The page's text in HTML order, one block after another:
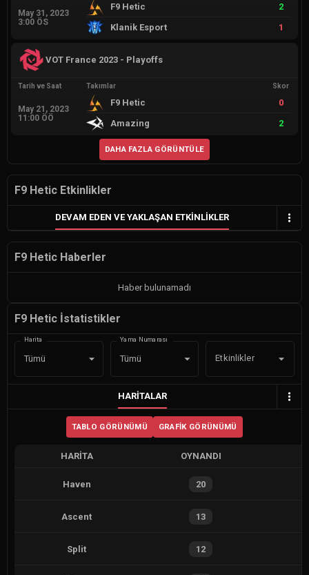
May 31, 2023
3:00 ÖS
F9 Hetic
2
Klanik Esport
1
VOT France 2023 - Playoffs
Tarih ve Saat
May 21, 2023
11:00 ÖÖ
Takımlar Skor
F9 Hetic
0
Amazing
2
DAHA FAZLA GÖRÜNTÜLE
F9 Hetic Etkinlikler
DEVAM EDEN VE YAKLAŞAN ETKINLIKLER
F9 Hetic Haberler
Haber bulunamadı
F9 Hetic İstatistikler
Harita
Tümü
Yama Numarası
Tümü Etkinlikler
HARITALAR
TABLO GÖRÜNÜMÜ GRAFIK GÖRÜNÜMÜ
HARITA OYNANDI
Haven 20
Ascent 13
Split 12